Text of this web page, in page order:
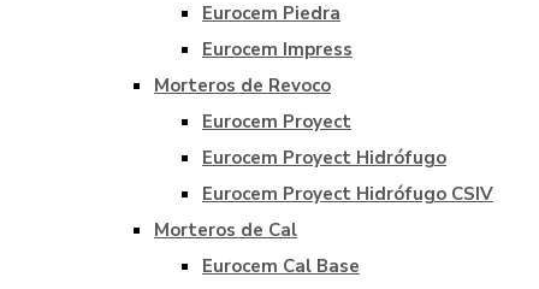
Eurocem Piedra
Eurocem Impress
Morteros de Revoco
Eurocem Proyect
Eurocem Proyect Hidrófugo
Eurocem Proyect Hidrófugo CSIV
Morteros de Cal
Eurocem Cal Base